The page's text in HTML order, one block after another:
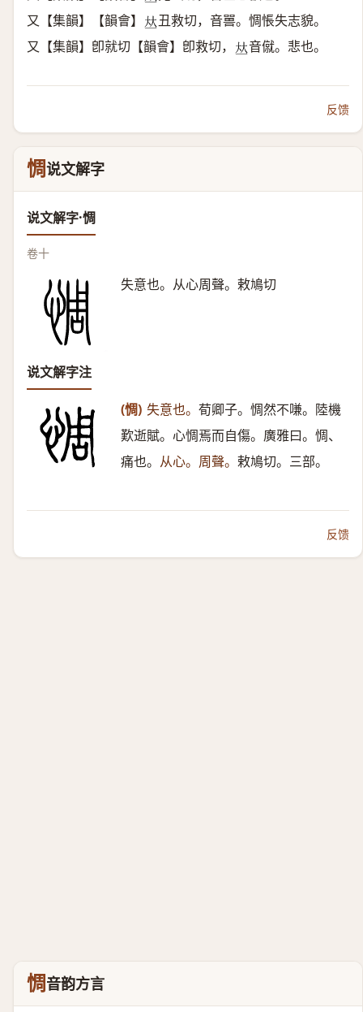
又【集韻】【韻會】 𠀤丑救切，音嘼。惆悵失志貌。
又【集韻】卽就切【韻會】卽救切， 𠀤音僦。悲也。
反馈
惆说文解字
说文解字·惆
卷十
失意也。从心周聲。敕鳩切
说文解字注
(惆) 失意也。 荀卿子。惆然不嗛。陸機
歎逝賦。心惆焉而自傷。廣雅曰。惆、
痛也。 从心。周聲。 敕鳩切。三部。
反馈
惆音韵方言